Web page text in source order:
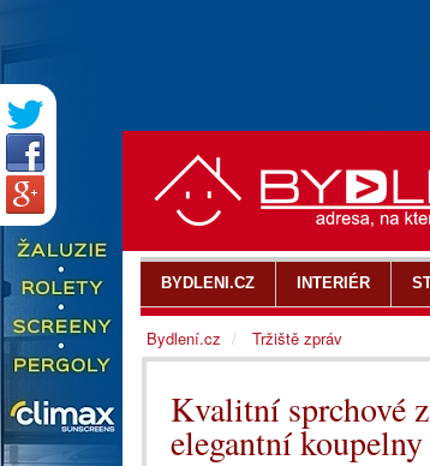
Kvalitní sprchové
elegantní
BYDLENI.CZ INTERIÉR
Bydlení.cz Tržiště zpráv